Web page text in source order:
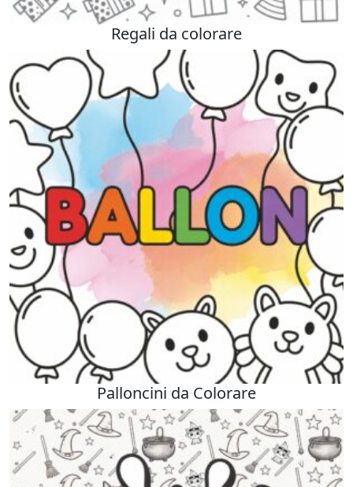
Regali da colorare
Palloncini da Colorare